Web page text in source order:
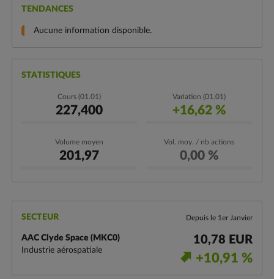
TENDANCES
Aucune information disponible.
STATISTIQUES
Cours (01.01)
227,400
Variation (01.01)
+16,62 %
Volume moyen
201,97
Vol. moy. / nb actions
0,00 %
SECTEUR Depuis le 1er Janvier
AAC Clyde Space (MKC0)
Industrie aérospatiale
10,78 EUR
+10,91 %